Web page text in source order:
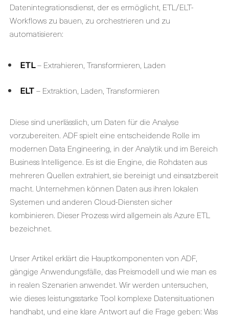
Datenintegrationsdienst, der es ermöglicht, ETL/ELT-
Workflows zu bauen, zu orchestrieren und zu
automatisieren:
ETL– Extrahieren, Transformieren, Laden
ELT– Extraktion, Laden, Transformieren
Diese sind unerlässlich, um Daten für die Analyse
vorzubereiten. ADF spielt eine entscheidende Rolle im
modernen Data Engineering, in der Analytik und im Bereich
Business Intelligence. Es ist die Engine, die Rohdaten aus
mehreren Quellen extrahiert, sie bereinigt und einsatzbereit
macht. Unternehmen können Daten aus ihren lokalen
Systemen und anderen Cloud-Diensten sicher
kombinieren. Dieser Prozess wird allgemein als Azure ETL
bezeichnet.
Unser Artikel erklärt die Hauptkomponenten von ADF,
gängige Anwendungsfälle, das Preismodell und wie man es
in realen Szenarien anwendet. Wir werden untersuchen,
wie dieses leistungsstarke Tool komplexe Datensituationen
handhabt, und eine klare Antwort auf die Frage geben: Was